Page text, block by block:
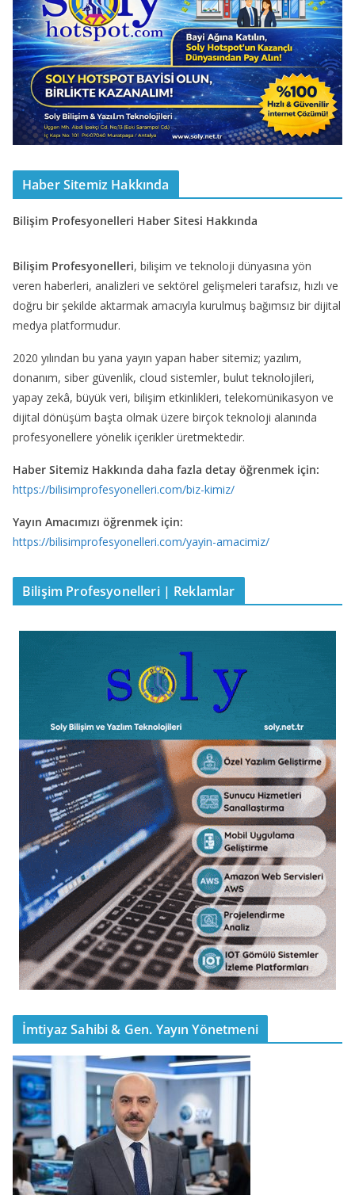
Haber Sitemiz Hakkında
Bilişim Profesyonelleri Haber Sitesi Hakkında
Bilişim Profesyonelleri, bilişim ve teknoloji dünyasına yön
veren haberleri, analizleri ve sektörel gelişmeleri tarafsız, hızlı ve
doğru bir şekilde aktarmak amacıyla kurulmuş bağımsız bir dijital
medya platformudur.
2020 yılından bu yana yayın yapan haber sitemiz; yazılım,
donanım, siber güvenlik, cloud sistemler, bulut teknolojileri,
yapay zekâ, büyük veri, bilişim etkinlikleri, telekomünikasyon ve
dijital dönüşüm başta olmak üzere birçok teknoloji alanında
profesyonellere yönelik içerikler üretmektedir.
Haber Sitemiz Hakkında daha fazla detay öğrenmek için:
https://bilisimprofesyonelleri.com/biz-kimiz/
Yayın Amacımızı öğrenmek için:
https://bilisimprofesyonelleri.com/yayin-amacimiz/
Bilişim Profesyonelleri | Reklamlar
İmtiyaz Sahibi & Gen. Yayın Yönetmeni